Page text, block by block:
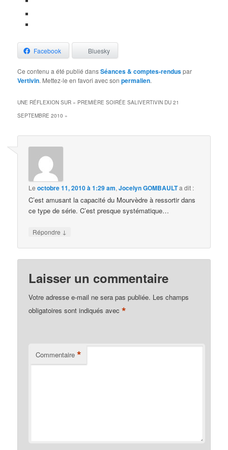
Facebook Bluesky
Ce contenu a été publié dansSéances & comptes-renduspar
Vertivin. Mettez-le en favori avec sonpermalien.
UNE RÉFLEXION SUR « PREMIÈRE SOIRÉE SALIVERTIVIN DU 21
SEPTEMBRE 2010 »
Leoctobre 11, 2010 à 1:29 am,Jocelyn GOMBAULTa dit :
C’est amusant la capacité du Mourvèdre à ressortir dans
ce type de série. C’est presque systématique…
Répondre ↓
Laisser un commentaire
Votre adresse e-mail ne sera pas publiée. Les champs
obligatoires sont indiqués avec*
Commentaire *